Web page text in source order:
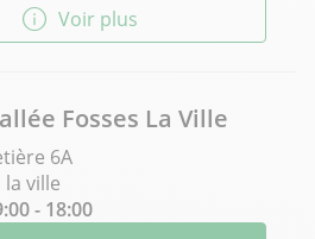
Voir plus
Fosses La Ville
6A
la ville
- 18:00